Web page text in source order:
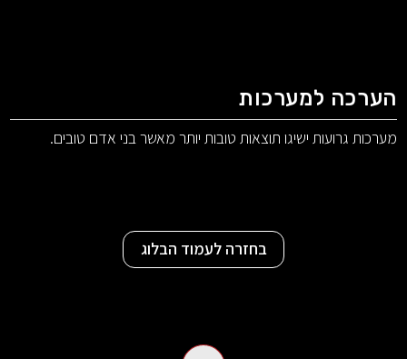
הערכה למערכות
מערכות גרועות ישיגו תוצאות טובות יותר מאשר בני אדם טובים.
בחזרה לעמוד הבלוג